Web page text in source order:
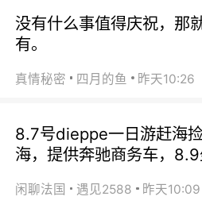
没有什么事值得庆祝，那
有。
真情秘密 四月的鱼 昨天10:26
8.7号dieppe一日游赶海
海，提供奔驰商务车，
闲聊法国 遇见2588 昨天10:09